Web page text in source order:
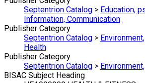
Septentrion Catalog > Education,
Information, Communication
Publisher Category
Septentrion Catalog >
Health
Publisher Category
Septentrion Catalog >
BISAC Subject Heading